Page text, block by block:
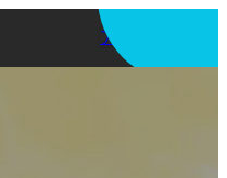
アプリを使う